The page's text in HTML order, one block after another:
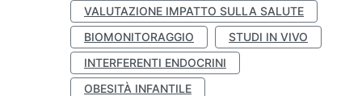
VALUTAZIONE IMPATTO SULLA SALUTE
BIOMONITORAGGIO
STUDI IN VIVO
INTERFERENTI ENDOCRINI
OBESITÀ INFANTILE